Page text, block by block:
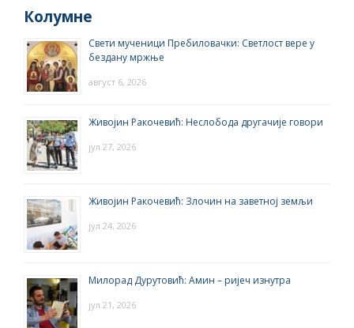
Колумне
Свети мученици Пребиловачки: Светлост вере у
бездану мржње
август 6, 2026
Живојин Ракочевић: Неслобода другачије говори
јул 27, 2026
Живојин Ракочевић: Злочин на заветној земљи
јул 24, 2026
Милорад Дурутовић: Амин – ријеч изнутра
јул 21, 2026